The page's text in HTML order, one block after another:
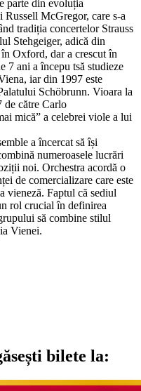
parte din evoluția
McGregor, care s-a
tradiția concertelor Strauss
Stehgeiger, adică din
Oxford, dar a crescut în
7 ani a începu tsă studieze
iar din 1997 este
Schöbrunn. Vioara la
de către Carlo
mică” a celebrei viole a lui
a încercat să își
numeroasele lucrări
noi. Orchestra acordă o
de comercializare care este
vieneză. Faptul că sediul
rol crucial în definirea
să combine stilul
Vienei.
bilete la: